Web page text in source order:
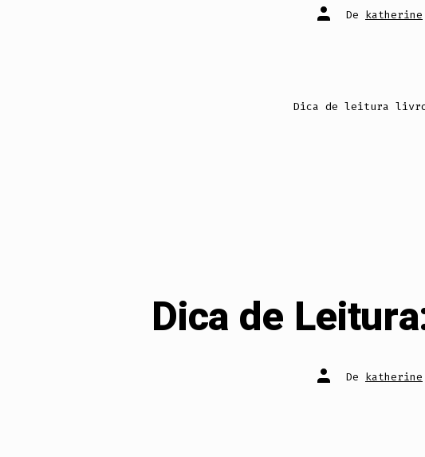
Autor
do De katherine
Dica de leitura livro
Dica de
Autor
do De katherine